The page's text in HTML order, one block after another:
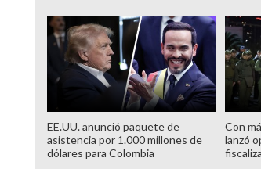
EE.UU. anunció paquete de
asistencia por 1.000 millones de
dólares para Colombia
Con
lanzó